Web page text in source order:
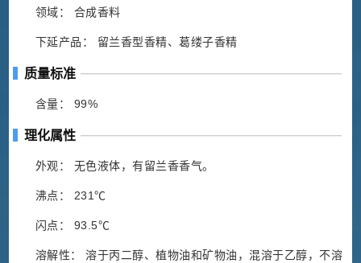
领域： 合成香料
下延产品： 留兰香型香精、葛缕子香精
质量标准
含量： 99%
理化属性
外观： 无色液体，有留兰香香气。
沸点： 231℃
闪点： 93.5℃
溶解性： 溶于丙二醇、植物油和矿物油，混溶于乙醇，不溶